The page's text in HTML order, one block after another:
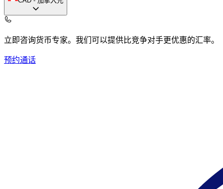
立即咨询货币专家。 我们可以提供比竞争对手更优惠的汇率。
预约通话